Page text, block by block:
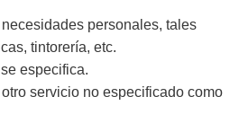
personales, tales
tintorería, etc.
especifica.
servicio no especificado como